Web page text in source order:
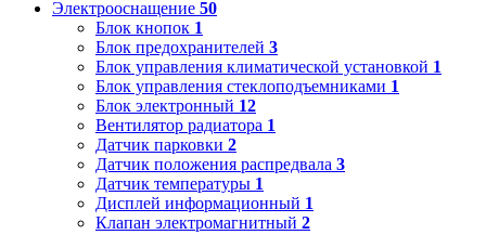
Электрооснащение 50
Блок кнопок 1
Блок предохранителей 3
Блок управления климатической установкой 1
Блок управления стеклоподъемниками 1
Блок электронный 12
Вентилятор радиатора 1
Датчик парковки 2
Датчик положения распредвала 3
Датчик температуры 1
Дисплей информационный 1
Клапан электромагнитный 2